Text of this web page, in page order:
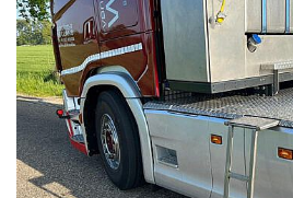
Contact